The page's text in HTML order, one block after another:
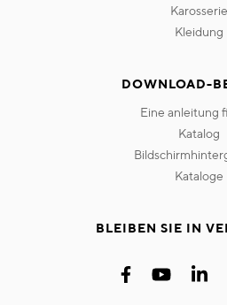
karosserie
kleidung
DOWNLOAD-
eine anleitung
katalog
kataloge
BLEIBEN SIE IN